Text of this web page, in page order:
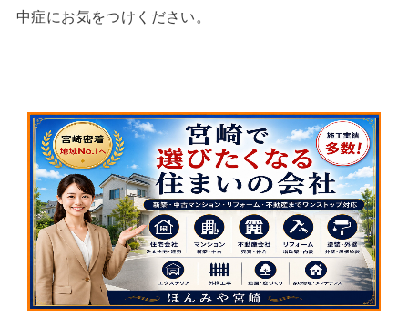
中症にお気をつけください。